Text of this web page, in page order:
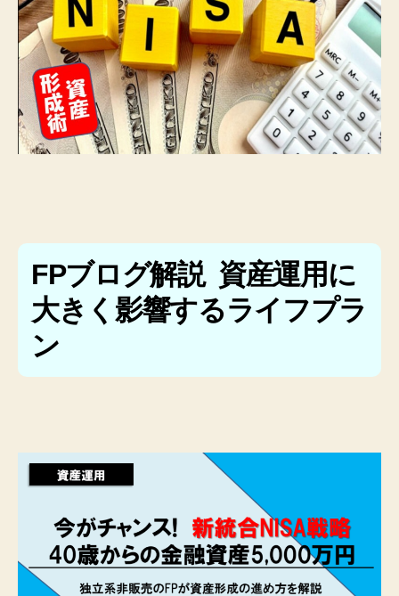
FPブログ解説 資産運用に
大きく影響するライフプラ
ン